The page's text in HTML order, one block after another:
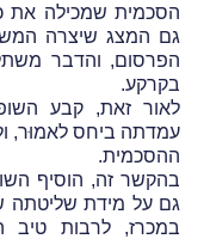
הסכמית שמכילה את
גם המצג שיצרה
הפרסום, והדבר
בקרקע.
לאור זאת, קבע
עמדתה ביחס לאמוּר,
ההסכמית.
בהקשר זה, הוסיף
גם על מידת שליטתה
במכרז, לרבות טיב